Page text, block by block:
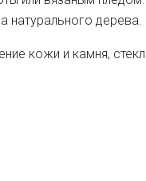
натурального дерева.
кожи и камня,